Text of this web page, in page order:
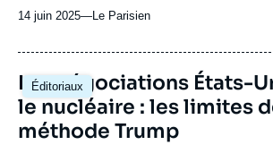
14 juin 2025—Nom
journal,
ou
émission
Le Parisien
Éditoriaux
Image
principale
Les négociations États-
le nucléaire : les limites
méthode Trump